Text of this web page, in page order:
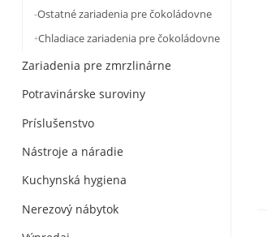
Ostatné zariadenia pre čokoládovne
Chladiace zariadenia pre čokoládovne
Zariadenia pre zmrzlinárne
Potravinárske suroviny
Príslušenstvo
Nástroje a náradie
Kuchynská hygiena
Nerezový nábytok